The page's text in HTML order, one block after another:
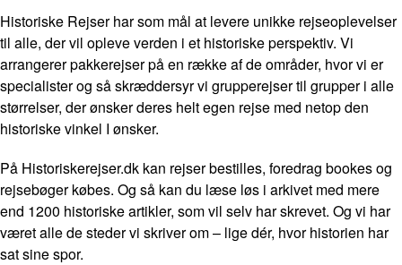
Historiske Rejser har som mål at levere unikke rejseoplevelser
til alle, der vil opleve verden i et historiske perspektiv. Vi
arrangerer pakkerejser på en række af de områder, hvor vi er
specialister og så skræddersyr vi grupperejser til grupper i alle
størrelser, der ønsker deres helt egen rejse med netop den
historiske vinkel I ønsker.
På Historiskerejser.dk kan rejser bestilles, foredrag bookes og
rejsebøger købes. Og så kan du læse løs i arkivet med mere
end 1200 historiske artikler, som vil selv har skrevet. Og vi har
været alle de steder vi skriver om – lige dér, hvor historien har
sat sine spor.